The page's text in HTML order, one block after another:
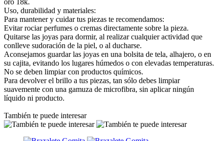
Uso, durabilidad y materiales:
Para mantener y cuidar tus piezas te recomendamos:
Evitar rociar perfumes o cremas directamente sobre la pieza.
Quitarse las joyas para dormir, al realizar cualquier actividad que
conlleve sudoración de la piel, o al ducharse.
Aconsejamos guardar las joyas en una bolsita de tela, alhajero, o en
su cajita, evitando los lugares húmedos o con elevadas temperaturas.
No se deben limpiar con productos químicos.
Para devolver el brillo a tus piezas, tan sólo debes limpiar
suavemente con una gamuza de microfibra, sin aplicar ningún
líquido ni producto.
También te puede interesar